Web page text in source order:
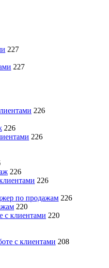
227
227
226
226
226
226
226
по продажам 226
220
с клиентами 220
с клиентами 208